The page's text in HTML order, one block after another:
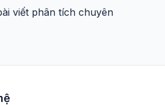
viết phân tích chuyên